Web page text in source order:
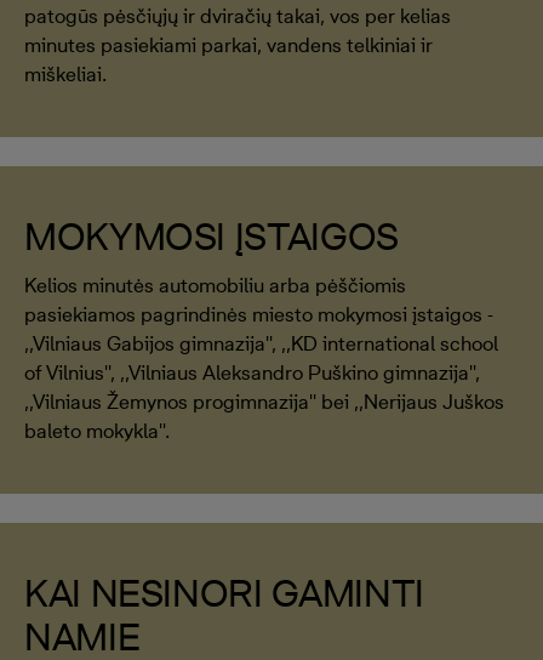
patogūs pėsčiųjų ir dviračių takai, vos per kelias
minutes pasiekiami parkai, vandens telkiniai ir
miškeliai.
MOKYMOSI ĮSTAIGOS
Kelios minutės automobiliu arba pėščiomis
pasiekiamos pagrindinės miesto mokymosi įstaigos -
,,Vilniaus Gabijos gimnazija'', ,,KD international school
of Vilnius'', ,,Vilniaus Aleksandro Puškino gimnazija'',
,,Vilniaus Žemynos progimnazija'' bei ,,Nerijaus Juškos
baleto mokykla''.
KAI NESINORI GAMINTI
NAMIE